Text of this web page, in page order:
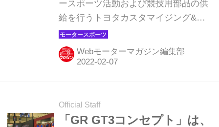
ース用車両だ
ースポーツ活動および競技用部品の供
給を行うトヨタカスタマイジング&デ
ィベロップメントは、「GR86 Cup
Car Basic（カップカー ベーシック）
を発表・発売した。
Webモーターマガジン編集部
Official Staff
「GR GT3コンセプト」は、